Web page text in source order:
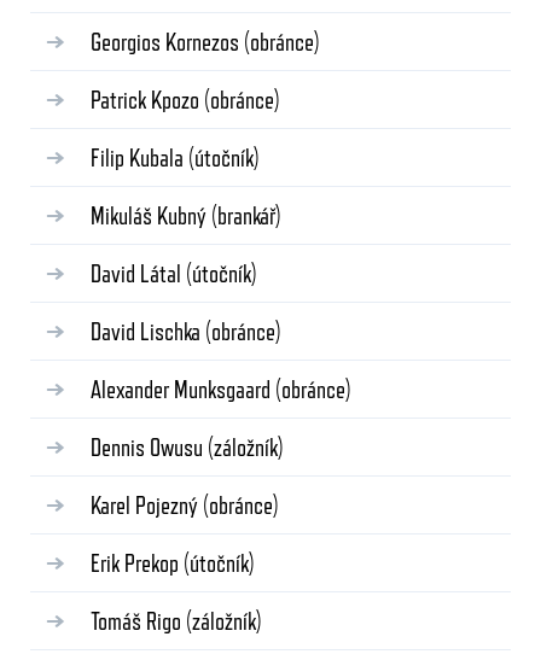
Georgios Kornezos (obránce)
Patrick Kpozo (obránce)
Filip Kubala (útočník)
Mikuláš Kubný (brankář)
David Látal (útočník)
David Lischka (obránce)
Alexander Munksgaard (obránce)
Dennis Owusu (záložník)
Karel Pojezný (obránce)
Erik Prekop (útočník)
Tomáš Rigo (záložník)